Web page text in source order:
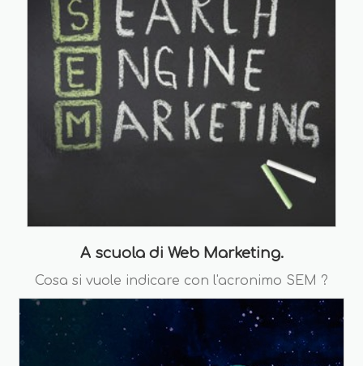
A scuola di Web Marketing.
Cosa si vuole indicare con l'acronimo SEM ?